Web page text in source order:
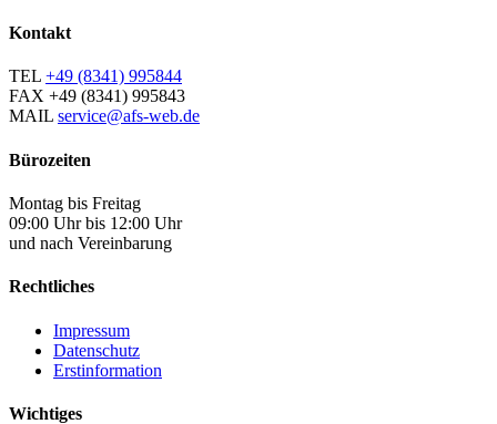
Kontakt
TEL +49 (8341) 995844
FAX +49 (8341) 995843
MAIL service@afs-web.de
Bürozeiten
Montag bis Freitag
09:00 Uhr bis 12:00 Uhr
und nach Vereinbarung
Rechtliches
Impressum
Datenschutz
Erstinformation
Wichtiges